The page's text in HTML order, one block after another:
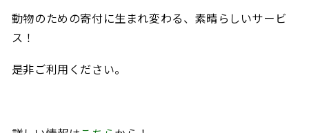
動物のための寄付に生まれ変わる、素晴らしいサービ
ス！
是非ご利用ください。